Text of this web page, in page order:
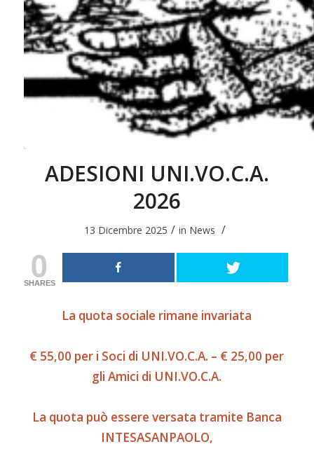
ADESIONI UNI.VO.C.A.
2026
13 Dicembre 2025 / in News /
0
SHARES
La quota sociale rimane invariata
€ 55,00 per i Soci di UNI.VO.C.A. – € 25,00 per
gli Amici di UNI.VO.C.A.
La quota può essere versata tramite Banca
INTESASANPAOLO,